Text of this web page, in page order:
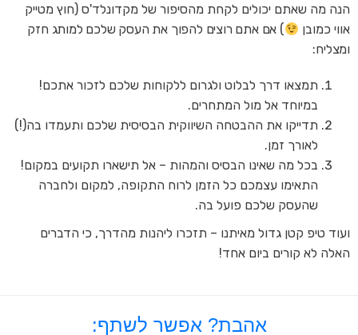
הנה מה שאתם יכולים לקחת מהסיפור של מקדונלד'ס (חוץ מטייק
אווי כמובן
) אם אתם רוצים להפוך את העסק שלכם למותג חזק
ומצליח:
תמצאו דרך לבלוט ולגרום ללקוחות שלכם לזכור אתכם!
במיוחד אל מול המתחרים.
תדייקו את ההבטחה השיווקית הבסיסית שלכם ותעמדו בה(!)
לאורך זמן.
בכל מה שאינו הבסיס והמהות – אל תישארו תקועים במקום!
התאימו עצמכם כל הזמן לרוח התקופה, למקום ולחברה
שהעסק שלכם פועל בה.
ועוד טיפ קטן גדול מאיתנו – תזכרו ליהנות מהדרך, כי הדברים
האלה לא קורים ביום אחד!
אהבת? אפשר לשתף: